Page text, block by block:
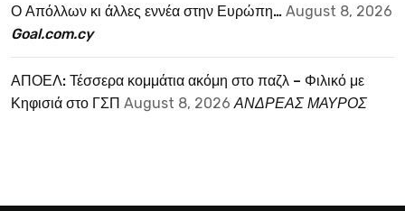
Ο Απόλλων κι άλλες εννέα στην Ευρώπη… August 8, 2026
Goal.com.cy
ΑΠΟΕΛ: Τέσσερα κομμάτια ακόμη στο παζλ – Φιλικό με
Κηφισιά στο ΓΣΠ August 8, 2026 ΑΝΔΡΕΑΣ ΜΑΥΡΟΣ